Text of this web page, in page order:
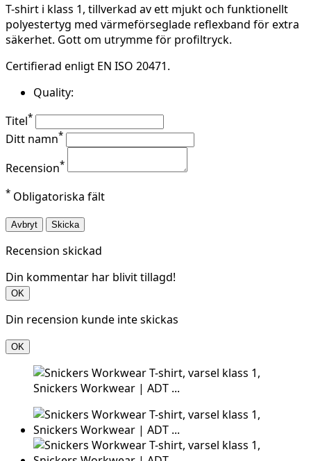
T-shirt i klass 1, tillverkad av ett mjukt och funktionellt
polyestertyg med värmeförseglade reflexband för extra
säkerhet. Gott om utrymme för profiltryck.
Certifierad enligt EN ISO 20471.
Quality:
Titel*
Ditt namn*
Recension*
* Obligatoriska fält
Avbryt Skicka
Recension skickad
Din kommentar har blivit tillagd!
OK
Din recension kunde inte skickas
OK